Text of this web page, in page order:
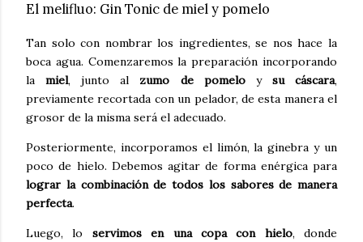
El melifluo: Gin Tonic de miel y pomelo
Tan solo con nombrar los ingredientes, se nos hace la
boca agua. Comenzaremos la preparación incorporando
lamiel, junto al zumo de pomeloy su cáscara,
previamente recortada con un pelador, de esta manera el
grosor de la misma será el adecuado.
Posteriormente, incorporamos el limón, la ginebra y un
poco de hielo. Debemos agitar de forma enérgica para
lograr la combinación de todos los sabores de manera
perfecta.
Luego, lo servimos en una copa con hielo, donde